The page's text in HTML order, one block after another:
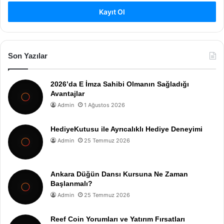
Kayıt Ol
Son Yazılar
2026’da E İmza Sahibi Olmanın Sağladığı
Avantajlar
Admin 1 Ağustos 2026
HediyeKutusu ile Ayrıcalıklı Hediye Deneyimi
Admin 25 Temmuz 2026
Ankara Düğün Dansı Kursuna Ne Zaman
Başlanmalı?
Admin 25 Temmuz 2026
Reef Coin Yorumları ve Yatırım Fırsatları